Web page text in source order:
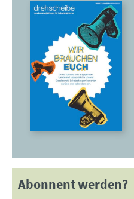
Abonnent werden?